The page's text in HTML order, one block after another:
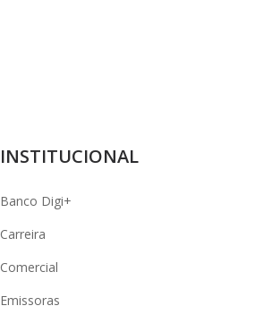
INSTITUCIONAL
Banco Digi+
Carreira
Comercial
Emissoras